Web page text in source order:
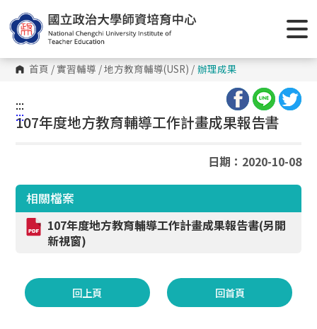
到
主
要
內
容
區 首頁 /實習輔導 /地方教育輔導(USR) / 辦理成果
:::
:::
107年度地方教育輔導工作計畫成果報告書
日期：2020-10-08
相關檔案
107年度地方教育輔導工作計畫成果報告書(另開
新視窗)
回上頁 回首頁